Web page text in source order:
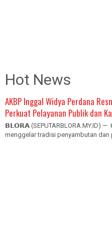
Hot News
AKBP Inggal Widya Perdana
Perkuat Pelayanan Publik dan
𝗕𝗟𝗢𝗥𝗔 (SEPUTARBLORA.MY.ID) —
menggelar tradisi penyambutan dan